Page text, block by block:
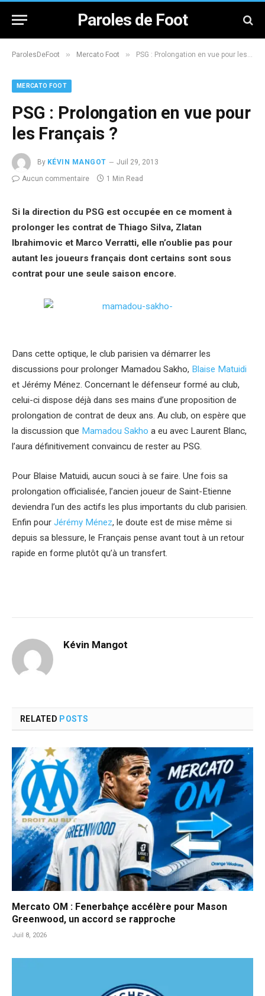
Paroles de Foot
ParolesDeFoot » Mercato Foot » PSG : Prolongation en vue pour les Français ?
MERCATO FOOT
PSG : Prolongation en vue pour
les Français ?
By KÉVIN MANGOT
Juil 29, 2013
Aucun commentaire
1 Min Read
Si la direction du PSG est occupée en ce moment à
prolonger les contrat de Thiago Silva, Zlatan
Ibrahimovic et Marco Verratti, elle n’oublie pas pour
autant les joueurs français dont certains sont sous
contrat pour une seule saison encore.
Dans cette optique, le club parisien va démarrer les
discussions pour prolonger Mamadou Sakho, Blaise Matuidi
et Jérémy Ménez. Concernant le défenseur formé au club,
celui-ci dispose déjà dans ses mains d’une proposition de
prolongation de contrat de deux ans. Au club, on espère que
la discussion que Mamadou Sakho a eu avec Laurent Blanc,
l’aura définitivement convaincu de rester au PSG.
Pour Blaise Matuidi, aucun souci à se faire. Une fois sa
prolongation officialisée, l’ancien joueur de Saint-Etienne
deviendra l’un des actifs les plus importants du club parisien.
Enfin pour Jérémy Ménez, le doute est de mise même si
depuis sa blessure, le Français pense avant tout à un retour
rapide en forme plutôt qu’à un transfert.
Kévin Mangot
RELATED POSTS
Mercato OM : Fenerbahçe accélère pour Mason
Greenwood, un accord se rapproche
Juil 8, 2026